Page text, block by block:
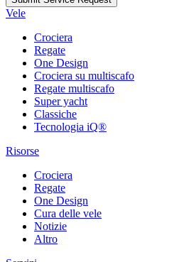
Vele
Crociera
Regate
One Design
Crociera su multiscafo
Regate multiscafo
Super yacht
Classiche
Tecnologia iQ®
Risorse
Crociera
Regate
One Design
Cura delle vele
Notizie
Altro